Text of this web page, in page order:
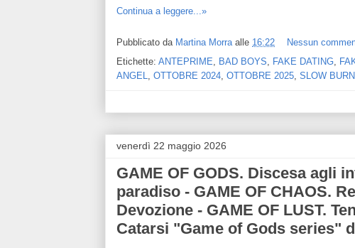
Continua a leggere...»
Pubblicato da Martina Morra alle 16:22
Nessun
Etichette: ANTEPRIME BAD BOYS FAKE DATING
ANGEL
OTTOBRE 2024 OTTOBRE 2025 SLOW BURN
venerdì 22 maggio 2026
GAME OF GODS. Discesa agli
paradiso - GAME OF CHAOS.
Devozione - GAME OF LUST.
Catarsi "Game of Gods series"